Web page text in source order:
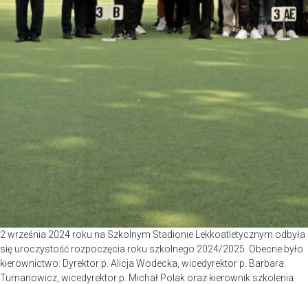
2 września 2024 roku na Szkolnym Stadionie Lekkoatletycznym odbyła
się uroczystość rozpoczęcia roku szkolnego 2024/2025. Obecne było
kierownictwo: Dyrektor p. Alicja Wodecka, wicedyrektor p. Barbara
Tumanowicz, wicedyrektor p. Michał Polak oraz kierownik szkolenia